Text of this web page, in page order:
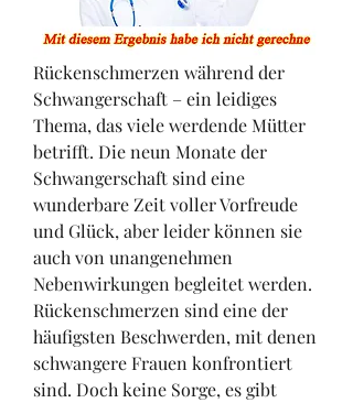
Rückenschmerzen während der
Schwangerschaft – ein leidiges
Thema, das viele werdende Mütter
betrifft. Die neun Monate der
Schwangerschaft sind eine
wunderbare Zeit voller Vorfreude
und Glück, aber leider können sie
auch von unangenehmen
Nebenwirkungen begleitet werden.
Rückenschmerzen sind eine der
häufigsten Beschwerden, mit denen
schwangere Frauen konfrontiert
sind. Doch keine Sorge, es gibt